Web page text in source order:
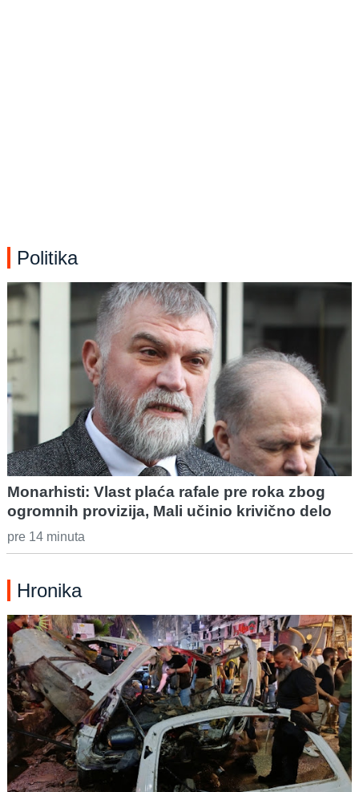
Politika
Monarhisti: Vlast plaća rafale pre roka zbog
ogromnih provizija, Mali učinio krivično delo
pre 14 minuta
Hronika